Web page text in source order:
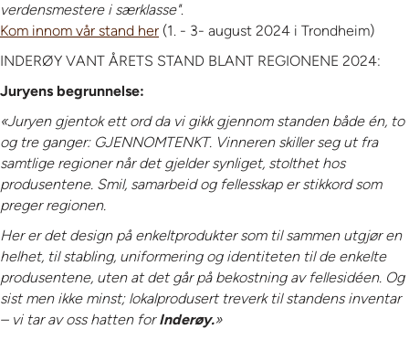
verdensmestere i særklasse".
Kom innom vår stand her (1. - 3- august 2024 i Trondheim)
INDERØY VANT ÅRETS STAND BLANT REGIONENE 2024:
Juryens begrunnelse:
«Juryen gjentok ett ord da vi gikk gjennom standen både én, to
og tre ganger: GJENNOMTENKT. Vinneren skiller seg ut fra
samtlige regioner når det gjelder synliget, stolthet hos
produsentene. Smil, samarbeid og fellesskap er stikkord som
preger regionen.
Her er det design på enkeltprodukter som til sammen utgjør en
helhet, til stabling, uniformering og identiteten til de enkelte
produsentene, uten at det går på bekostning av fellesidéen. Og
sist men ikke minst; lokalprodusert treverk til standens inventar
– vi tar av oss hatten forInderøy.»